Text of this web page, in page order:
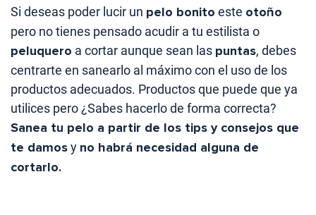
Si deseas poder lucir un pelo bonito este otoño
pero no tienes pensado acudir a tu estilista o
peluquero a cortar aunque sean las puntas, debes
centrarte en sanearlo al máximo con el uso de los
productos adecuados. Productos que puede que ya
utilices pero ¿Sabes hacerlo de forma correcta?
Sanea tu pelo a partir de los tips y consejos que
te damosy no habrá necesidad alguna de
cortarlo.